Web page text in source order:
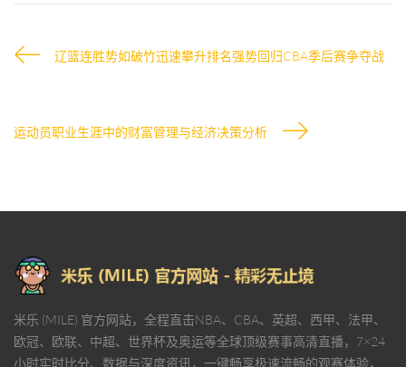
辽篮连胜势如破竹迅速攀升排名强势回归CBA季后赛争夺战
运动员职业生涯中的财富管理与经济决策分析
米乐 (MILE) 官方网站，全程直击NBA、CBA、英超、西甲、法甲、
欧冠、欧联、中超、世界杯及奥运等全球顶级赛事高清直播，7×24
小时实时比分、数据与深度资讯，一键畅享极速流畅的观赛体验，